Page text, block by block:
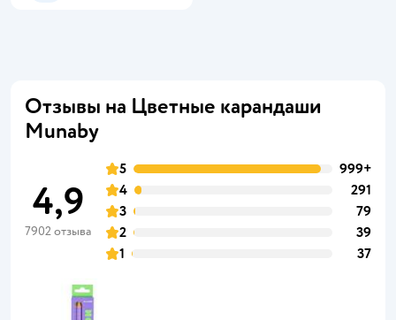
Отзывы на Цветные карандаши
Munaby
4,9
7902 отзыва
5
999+
4
291
3
79
2
39
1
37